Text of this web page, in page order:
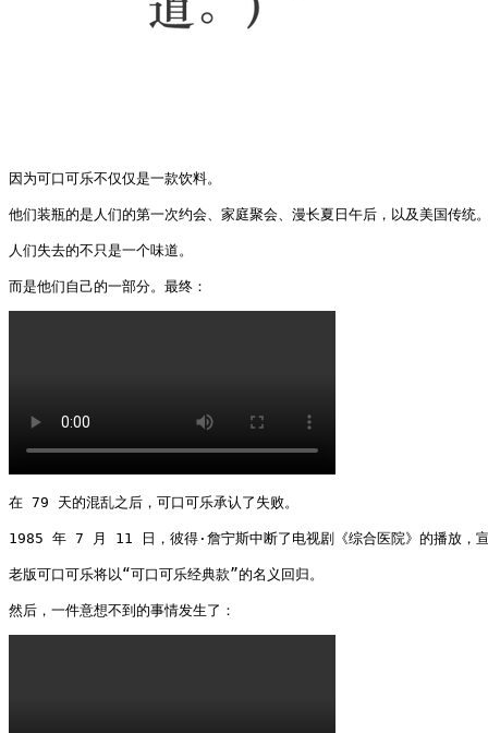
因为可口可乐不仅仅是一款饮料。
他们装瓶的是人们的第一次约会、家庭聚会、漫长夏日午后，以及美国传统
人们失去的不只是一个味道。
而是他们自己的一部分。最终：
在 79 天的混乱之后，可口可乐承认了失败。
1985 年 7 月 11 日，彼得·詹宁斯中断了电视剧《综合医院》的播放，
老版可口可乐将以“可口可乐经典款”的名义回归。
然后，一件意想不到的事情发生了：